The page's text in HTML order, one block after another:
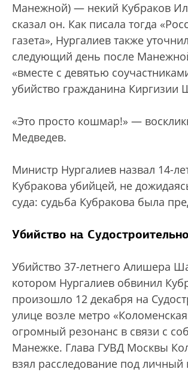
Манежной) — некий Кубраков
сказал он. Как писала тогда
газета», Нургалиев также
следующий день после
«вместе с девятью
убийство гражданина
«Это просто кошмар!» —
Медведев.
Министр Нургалиев назвал 14-
Кубракова убийцей, не
суда: судьба Кубракова была
Убийство на
Убийство 37-летнего Алишера
котором Нургалиев обвинил
произошло 12 декабря на
улице возле метро
огромный резонанс в связи с
Манежке. Глава ГУВД Москвы
взял расследование под личный